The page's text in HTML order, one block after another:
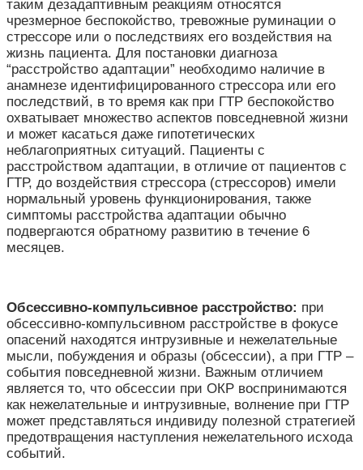
таким дезадаптивным реакциям относятся
чрезмерное беспокойство, тревожные руминации о
стрессоре или о последствиях его воздействия на
жизнь пациента. Для постановки диагноза
“расстройство адаптации” необходимо наличие в
анамнезе идентифицированного стрессора или его
последствий, в то время как при ГТР беспокойство
охватывает множество аспектов повседневной жизни
и может касаться даже гипотетических
неблагоприятных ситуаций. Пациенты с
расстройством адаптации, в отличие от пациентов с
ГТР, до воздействия стрессора (стрессоров) имели
нормальный уровень функционирования, также
симптомы расстройства адаптации обычно
подвергаются обратному развитию в течение 6
месяцев.
Обсессивно-компульсивное расстройство: при
обсессивно-компульсивном расстройстве в фокусе
опасений находятся интрузивные и нежелательные
мысли, побуждения и образы (обсессии), а при ГТР –
события повседневной жизни. Важным отличием
является то, что обсессии при ОКР воспринимаются
как нежелательные и интрузивные, волнение при ГТР
может представляться индивиду полезной стратегией
предотвращения наступления нежелательного исхода
событий.